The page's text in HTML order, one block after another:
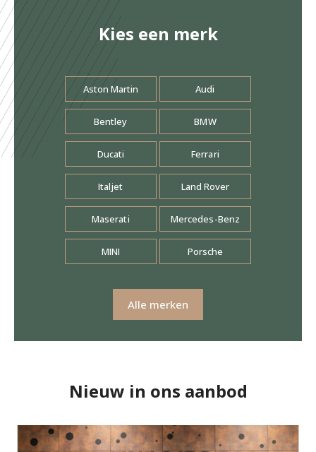
Kies een merk
Aston Martin Audi
Bentley BMW
Ducati Ferrari
Italjet Land Rover
Maserati Mercedes-Benz
MINI Porsche
Alle merken
Nieuw in ons aanbod